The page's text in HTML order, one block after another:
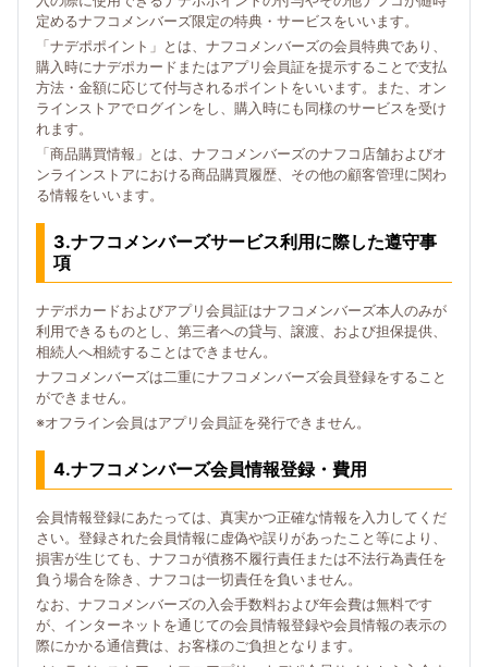
定めるナフコメンバーズ限定の特典・サービスをいいます。
「ナデポポイント」とは、ナフコメンバーズの会員特典であり、
購入時にナデポカードまたはアプリ会員証を提示することで支払
方法・金額に応じて付与されるポイントをいいます。また、オン
ラインストアでログインをし、購入時にも同様のサービスを受け
れます。
「商品購買情報」とは、ナフコメンバーズのナフコ店舗およびオ
ンラインストアにおける商品購買履歴、その他の顧客管理に関わ
る情報をいいます。
3.ナフコメンバーズサービス利用に際した遵守事
項
ナデポカードおよびアプリ会員証はナフコメンバーズ本人のみが
利用できるものとし、第三者への貸与、譲渡、および担保提供、
相続人へ相続することはできません。
ナフコメンバーズは二重にナフコメンバーズ会員登録をすること
ができません。
※オフライン会員はアプリ会員証を発行できません。
4.ナフコメンバーズ会員情報登録・費用
会員情報登録にあたっては、真実かつ正確な情報を入力してくだ
さい。登録された会員情報に虚偽や誤りがあったこと等により、
損害が生じても、ナフコが債務不履行責任または不法行為責任を
負う場合を除き、ナフコは一切責任を負いません。
なお、ナフコメンバーズの入会手数料および年会費は無料です
が、インターネットを通じての会員情報登録や会員情報の表示の
際にかかる通信費は、お客様のご負担となります。